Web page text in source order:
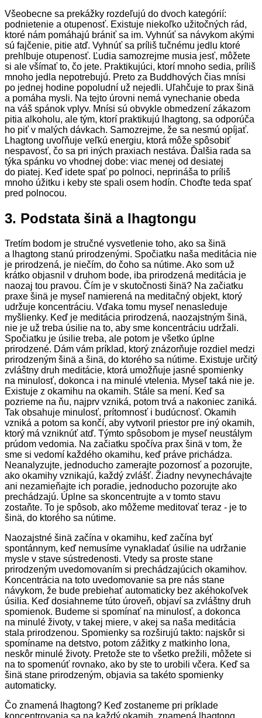
Všeobecne sa prekážky rozdeľujú do dvoch kategórií:
podnietenie a otupenosť. Existuje niekoľko užitočných rád,
ktoré nám pomáhajú brániť sa im. Vyhnúť sa návykom akými
sú fajčenie, pitie atď. Vyhnúť sa príliš tučnému jedlu ktoré
prehlbuje otupenosť. Ľudia samozrejme musia jesť, môžete
si ale všímať to, čo jete. Praktikujúci, ktorí mnoho sedia, príliš
mnoho jedla nepotrebujú. Preto za Buddhových čias mnísi
po jednej hodine popoludní už nejedli. Uľahčuje to prax šinä
a pomáha mysli. Na tejto úrovni nemá vynechanie obeda
na váš spánok vplyv. Mnísi sú obvykle obmedzení zákazom
pitia alkoholu, ale tým, ktorí praktikujú lhagtong, sa odporúča
ho piť v malých dávkach. Samozrejme, že sa nesmú opíjať.
Lhagtong uvoľňuje veľkú energiu, ktorá môže spôsobiť
nespavosť, čo sa pri iných praxiach nestáva. Ďalšia rada sa
týka spánku vo vhodnej dobe: viac menej od desiatej
do piatej. Keď idete spať po polnoci, neprináša to príliš
mnoho úžitku i keby ste spali osem hodín. Choďte teda spať
pred polnocou.
3. Podstata šinä a lhagtongu
Tretím bodom je stručné vysvetlenie toho, ako sa šinä
a lhagtong stanú prirodzenými. Spočiatku naša meditácia nie
je prirodzená, je niečím, do čoho sa nútime. Ako som už
krátko objasnil v druhom bode, iba prirodzená meditácia je
naozaj tou pravou. Čím je v skutočnosti šinä? Na začiatku
praxe šinä je myseľ namierená na meditačný objekt, ktorý
udržuje koncentráciu. Vďaka tomu myseľ nenasleduje
myšlienky. Keď je meditácia prirodzená, naozajstným šinä,
nie je už treba úsilie na to, aby sme koncentráciu udržali.
Spočiatku je úsilie treba, ale potom je všetko úplne
prirodzené. Dám vám príklad, ktorý znázorňuje rozdiel medzi
prirodzeným šinä a šinä, do ktorého sa nútime. Existuje určitý
zvláštny druh meditácie, ktorá umožňuje jasné spomienky
na minulosť, dokonca i na minulé vtelenia. Myseľ taká nie je.
Existuje z okamihu na okamih. Stále sa mení. Keď sa
pozrieme na ňu, najprv vzniká, potom trvá a nakoniec zaniká.
Tak obsahuje minulosť, prítomnosť i budúcnosť. Okamih
vzniká a potom sa končí, aby vytvoril priestor pre iný okamih,
ktorý má vzniknúť atď. Týmto spôsobom je myseľ neustálym
prúdom vedomia. Na začiatku spočíva prax šinä v tom, že
sme si vedomí každého okamihu, keď práve prichádza.
Neanalyzujte, jednoducho zamerajte pozornosť a pozorujte,
ako okamihy vznikajú, každý zvlášť. Žiadny nevynechávajte
ani nezamieňajte ich poradie, jednoducho pozorujte ako
prechádzajú. Úplne sa skoncentrujte a v tomto stavu
zostaňte. To je spôsob, ako môžeme meditovať teraz - je to
šinä, do ktorého sa nútime.
Naozajstné šinä začína v okamihu, keď začína byť
spontánnym, keď nemusíme vynakladať úsilie na udržanie
mysle v stave sústredenosti. Vtedy sa proste stane
prirodzeným uvedomovaním si prechádzajúcich okamihov.
Koncentrácia na toto uvedomovanie sa pre nás stane
návykom, že bude prebiehať automaticky bez akéhokoľvek
úsilia. Keď dosiahneme túto úroveň, objaví sa zvláštny druh
spomienok. Budeme si spomínať na minulosť, a dokonca
na minulé životy, v takej miere, v akej sa naša meditácia
stala prirodzenou. Spomienky sa rozširujú takto: najskôr si
spomíname na detstvo, potom zážitky z matkinho lona,
neskôr minulé životy. Pretože ste to všetko prežili, môžete si
na to spomenúť rovnako, ako by ste to urobili včera. Keď sa
šinä stane prirodzeným, objavia sa takéto spomienky
automaticky.
Čo znamená lhagtong? Keď zostaneme pri príklade